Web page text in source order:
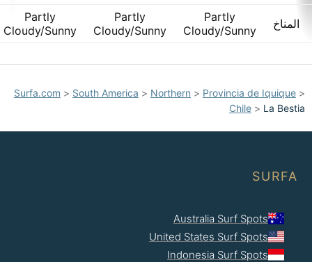
المناخ
Partly
Cloudy/Sunny
Partly
Cloudy/Sunny
Partly
Cloudy/Sunny
Surfa.com > South America > Northern > Provincia de Iquique >
Chile > La Bestia
SURFA
Australia Surf Spots
United States Surf Spots
Indonesia Surf Spots